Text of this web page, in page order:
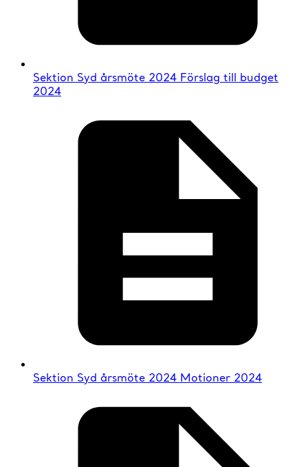
Sektion Syd årsmöte 2024 Förslag till budget
2024
Sektion Syd årsmöte 2024 Motioner 2024